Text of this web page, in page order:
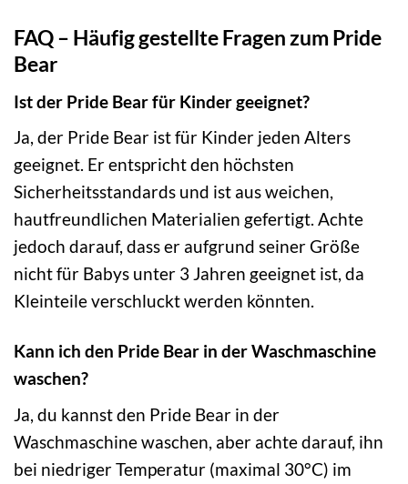
FAQ – Häufig gestellte Fragen zum Pride
Bear
Ist der Pride Bear für Kinder geeignet?
Ja, der Pride Bear ist für Kinder jeden Alters
geeignet. Er entspricht den höchsten
Sicherheitsstandards und ist aus weichen,
hautfreundlichen Materialien gefertigt. Achte
jedoch darauf, dass er aufgrund seiner Größe
nicht für Babys unter 3 Jahren geeignet ist, da
Kleinteile verschluckt werden könnten.
Kann ich den Pride Bear in der Waschmaschine
waschen?
Ja, du kannst den Pride Bear in der
Waschmaschine waschen, aber achte darauf, ihn
bei niedriger Temperatur (maximal 30°C) im